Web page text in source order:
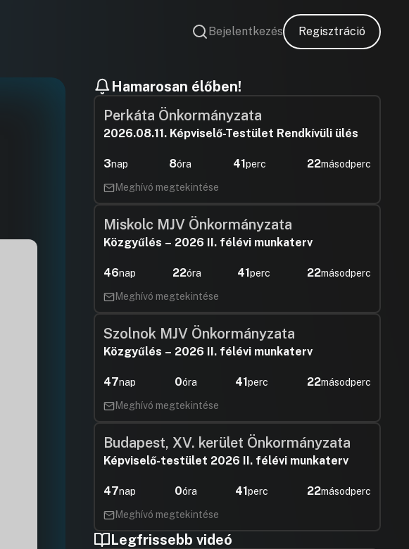
Bejelentkezés Regisztráció
Hamarosan élőben!
Perkáta Önkormányzata
2026.08.11. Képviselő-Testület Rendkívüli ülés
3nap 8óra 41perc 21másodperc
Meghívó megtekintése
Miskolc MJV Önkormányzata
Közgyűlés – 2026 II. félévi munkaterv
46nap 22óra 41perc 21másodperc
Meghívó megtekintése
Szolnok MJV Önkormányzata
Közgyűlés – 2026 II. félévi munkaterv
47nap 0óra 41perc 21másodperc
Meghívó megtekintése
Budapest, XV. kerület Önkormányzata
Képviselő-testület 2026 II. félévi munkaterv
47nap 0óra 41perc 21másodperc
Meghívó megtekintése
Legfrissebb videó